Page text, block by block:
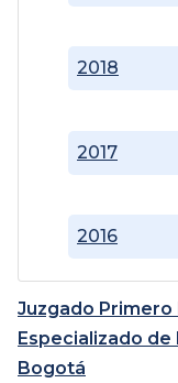
2016
2017
2018
Juzgado Primero
Especializado
Bogotá